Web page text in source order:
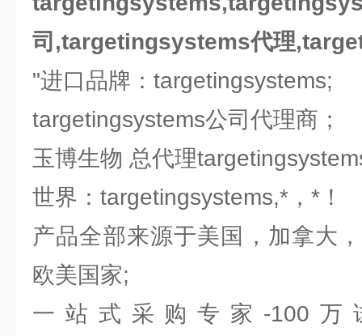
司,targetingsystems代理
"进口品牌：targetingsystems;
targetingsystems公司代理商；
玉博生物 总代理
世界：targetingsystems,*，*！
产品全部来源于美国，加拿大
欧美国家;
一站式采购专家-100万